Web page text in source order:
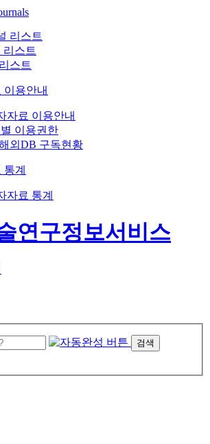
리스트
리스트
스트
이용안내
자료 이용안내
이용권한
외DB 구독현황
계
자료 통계
검색